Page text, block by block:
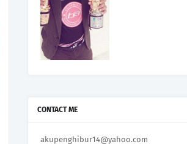
CONTACT ME
akupenghibur14@yahoo.com